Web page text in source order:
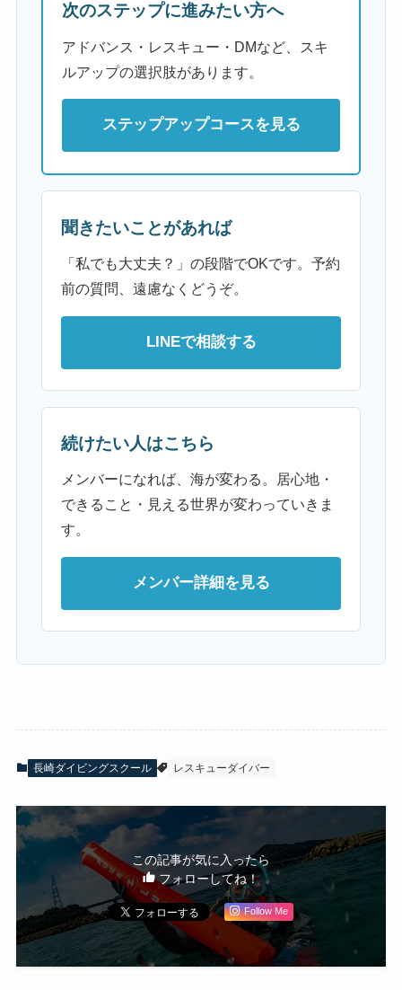
次のステップに進みたい方へ
アドバンス・レスキュー・DMなど、スキ
ルアップの選択肢があります。
ステップアップコースを見る
聞きたいことがあれば
「私でも大丈夫？」の段階でOKです。予約
前の質問、遠慮なくどうぞ。
LINEで相談する
続けたい人はこちら
メンバーになれば、海が変わる。居心地・
できること・見える世界が変わっていきま
す。
メンバー詳細を見る
長崎ダイビングスクール レスキューダイバー
この記事が気に入ったら
フォローしてね！
Follow Me